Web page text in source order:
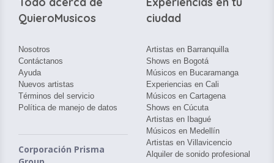
QuieroMusicos
Nosotros
Contáctanos
Ayuda
Nuevos artistas
Términos del servicio
Política de manejo de datos
Corporación Prisma
ciudad
Artistas en Barranquilla
Shows en Bogotá
Músicos en Bucaramanga
Experiencias en Cali
Músicos en Cartagena
Shows en Cúcuta
Artistas en Ibagué
Músicos en Medellín
Artistas en Villavicencio
Alquiler de sonido profesional